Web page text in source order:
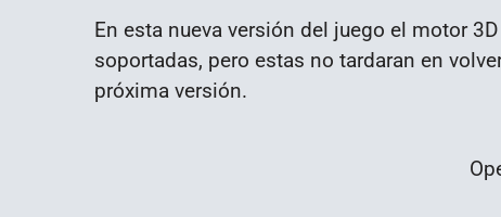
En esta nueva versión del juego el motor
soportadas, pero estas no tardaran en
próxima versión.